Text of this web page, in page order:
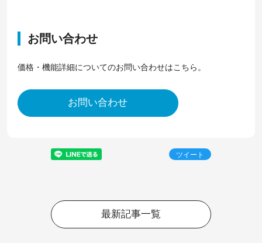
お問い合わせ
価格・機能詳細についてのお問い合わせはこちら。
お問い合わせ
ツイート
最新記事一覧